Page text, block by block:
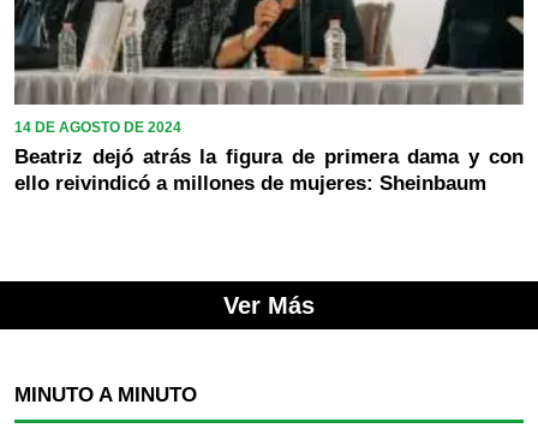
14 DE AGOSTO DE 2024
Beatriz dejó atrás la figura de primera dama y con
ello reivindicó a millones de mujeres: Sheinbaum
Ver Más
MINUTO A MINUTO